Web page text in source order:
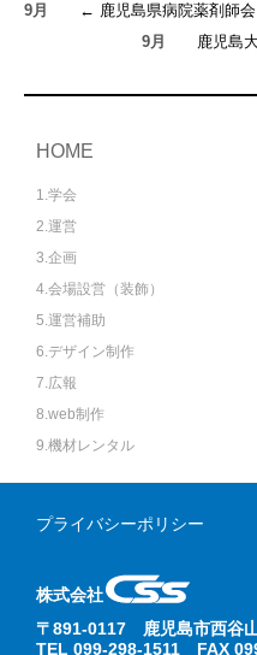
←
9月
鹿児島県病院薬剤師
9月
鹿児島
HOME
1.学会
2.運営
3.企画
4.会場設営（装飾）
5.運営補助
6.デザイン制作
7.広報
8.web制作
9.機材レンタル
プライバシーポリシー
株式会社
〒891-0117 鹿児島市西谷
TEL 099-298-1511 FAX